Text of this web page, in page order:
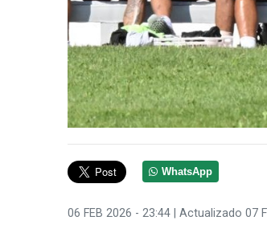
WhatsApp
06 FEB 2026 - 23:44 | Actualizado 07